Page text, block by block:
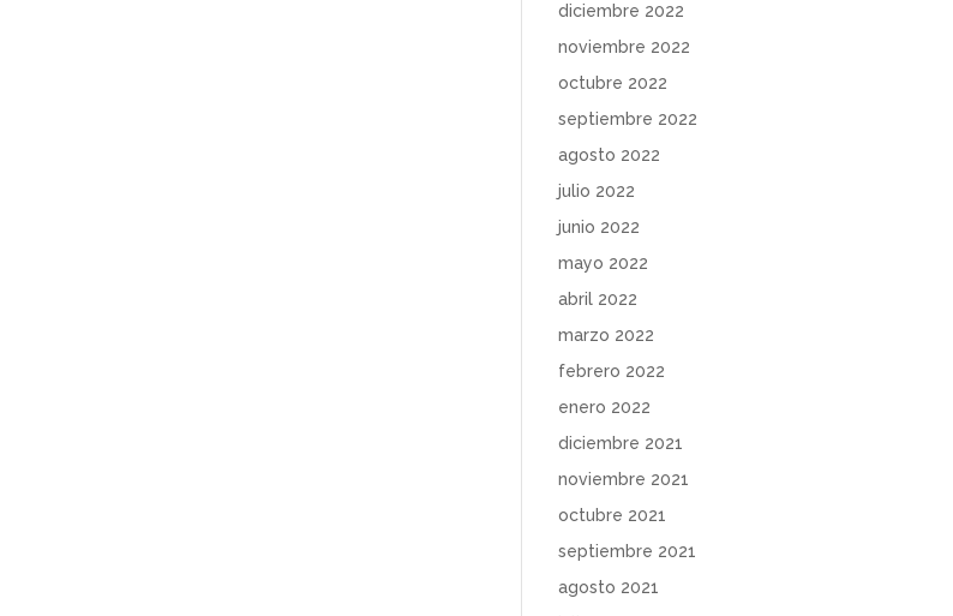
diciembre 2022
noviembre 2022
octubre 2022
septiembre 2022
agosto 2022
julio 2022
junio 2022
mayo 2022
abril 2022
marzo 2022
febrero 2022
enero 2022
diciembre 2021
noviembre 2021
octubre 2021
septiembre 2021
agosto 2021